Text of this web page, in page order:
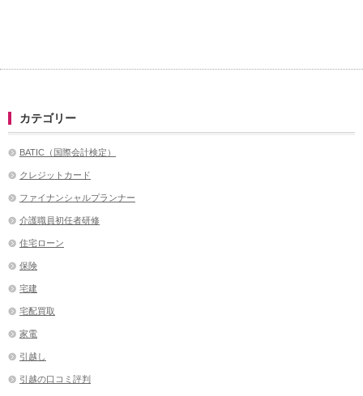
カテゴリー
BATIC（国際会計検定）
クレジットカード
ファイナンシャルプランナー
介護職員初任者研修
住宅ローン
保険
宅建
宅配買取
家電
引越し
引越の口コミ評判